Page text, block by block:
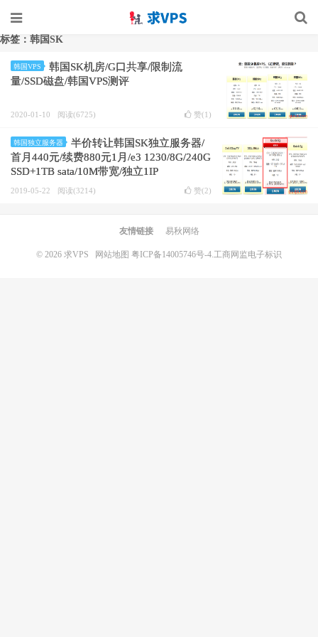
标签：韩国SK
韩国VPS
韩国SK机房/G口共享/限制流
量/SSD磁盘/韩国VPS测评
2020-01-10 阅读(6725) 赞(1 )
韩国独立服务器
半价转让韩国SK独立服务器/
首月440元/续费880元1月/e3 1230/8G/240G
SSD+1TB sata/10M带宽/独立1IP
2019-05-22 阅读(3214) 赞(2)
友情链接 易秋网络
© 2026 求VPS 网站地图 粤ICP备14005746号-4.工商网监电子标识